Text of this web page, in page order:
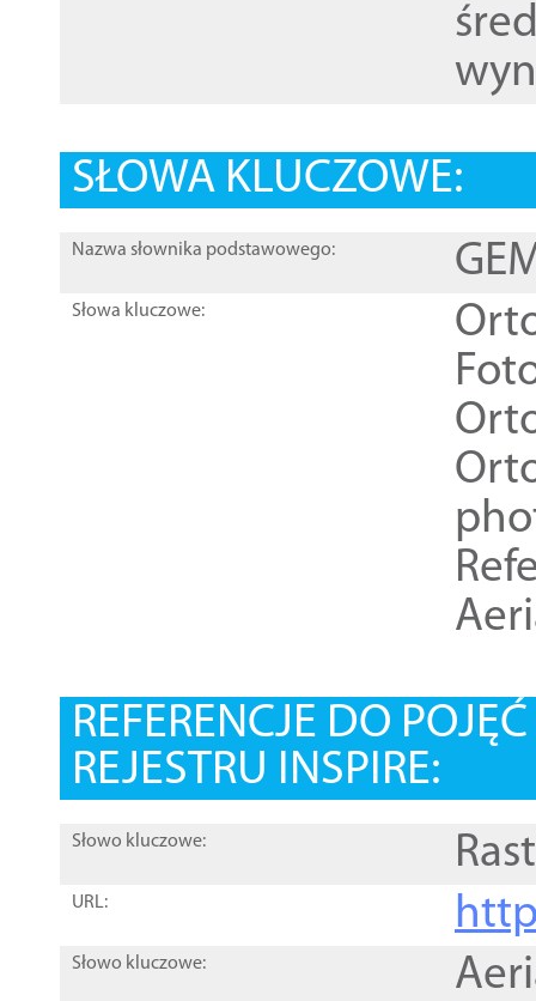
SŁOWA KLUCZOWE:
Nazwa słownika podstawowego:
Słowa kluczowe:
REFERENCJE DO
REJESTRU INSPIRE:
Słowo kluczowe:
URL:
Słowo kluczowe: